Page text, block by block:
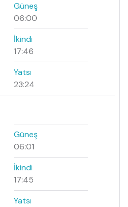
Güneş
06:00
İkindi
17:46
Yatsı
23:24
Güneş
06:01
İkindi
17:45
Yatsı